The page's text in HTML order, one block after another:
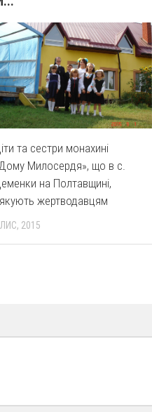
та сестри монахині
Милосердя», що в с.
на Полтавщині,
жертводавцям
2015